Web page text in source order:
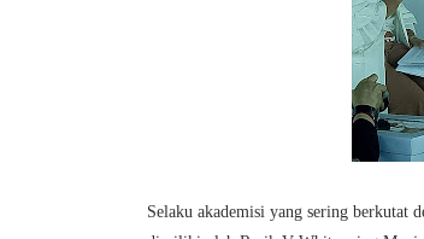
Selaku akademisi yang sering berkutat